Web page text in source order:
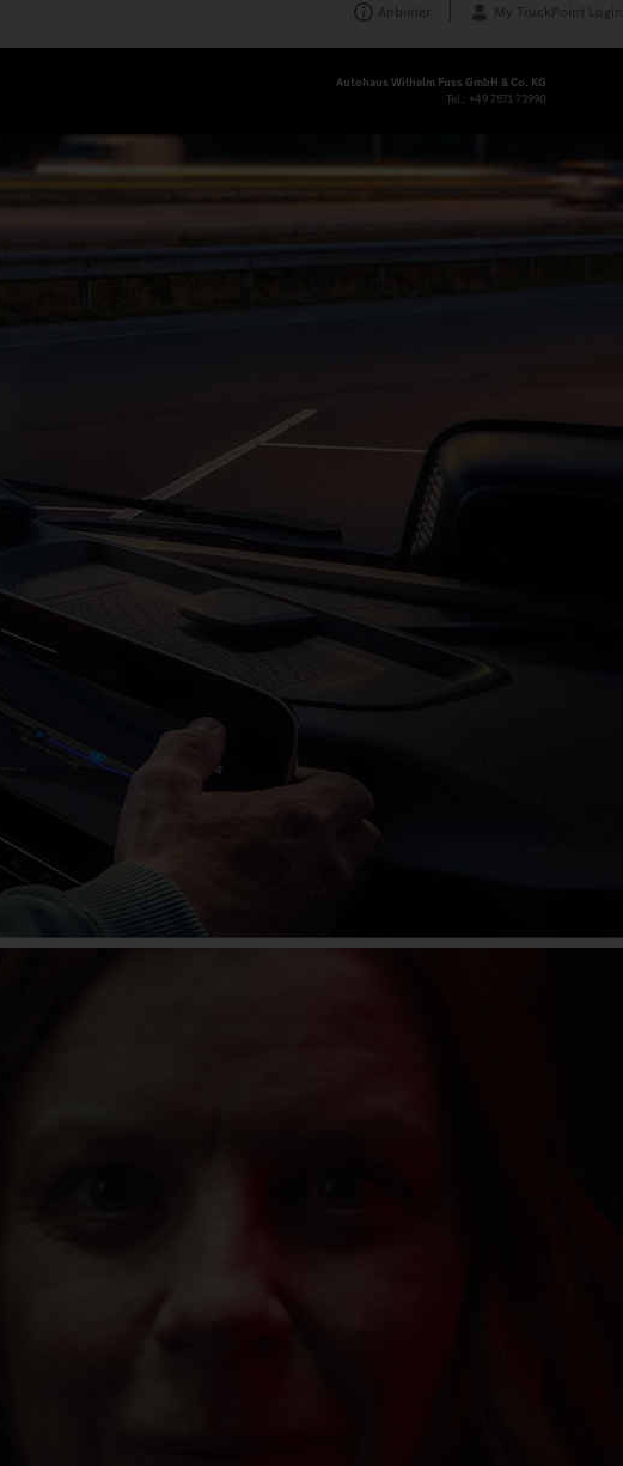
Anbieter My TruckPoint Login
Autohaus Wilhelm Fuss GmbH & Co. KG
Tel.: +49 7571 73990